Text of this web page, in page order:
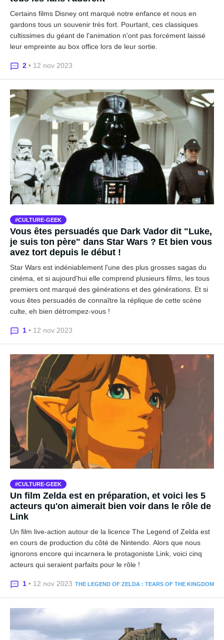
Certains films Disney ont marqué notre enfance et nous en
gardons tous un souvenir très fort. Pourtant, ces classiques
cultissimes du géant de l'animation n'ont pas forcément laissé
leur empreinte au box office lors de leur sortie.
2 • 12 nov 2023
CULTURE-GEEK
Vous êtes persuadés que Dark Vador dit "Luke,
je suis ton père" dans Star Wars ? Et bien vous
avez tort depuis le début !
Star Wars est indéniablement l'une des plus grosses sagas du
cinéma, et si aujourd'hui elle comprend plusieurs films, les tous
premiers ont marqué des générations et des générations. Et si
vous êtes persuadés de connaître la réplique de cette scène
culte, eh bien détrompez-vous !
1 • 12 nov 2023
CULTURE-GEEK
Un film Zelda est en préparation, et voici les 5
acteurs qu'on aimerait bien voir dans le rôle de
Link
Un film live-action autour de la licence The Legend of Zelda est
en cours de production du côté de Nintendo. Alors que nous
ignorons encore qui incarnera le protagoniste Link, voici cinq
acteurs qui seraient parfaits pour le rôle !
1 • 12 nov 2023 THE LEGEND OF ZELDA : TEARS OF THE KINGDOM